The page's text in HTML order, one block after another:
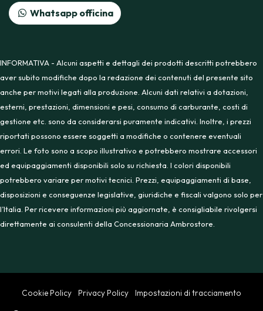
Whatsapp officina
INFORMATIVA - Alcuni aspetti e dettagli dei prodotti descritti potrebbero
aver subito modifiche dopo la redazione dei contenuti del presente sito
anche per motivi legati alla produzione. Alcuni dati relativi a dotazioni,
esterni, prestazioni, dimensioni e pesi, consumo di carburante, costi di
gestione etc. sono da considerarsi puramente indicativi. Inoltre, i prezzi
riportati possono essere soggetti a modifiche o contenere eventuali
errori. Le foto sono a scopo illustrativo e potrebbero mostrare accessori
ed equipaggiamenti disponibili solo su richiesta. I colori disponibili
potrebbero variare per motivi tecnici. Prezzi, equipaggiamenti di base,
disposizioni e conseguenze legislative, giuridiche e fiscali valgono solo per
l’Italia. Per ricevere informazioni più aggiornate, è consigliabile rivolgersi
direttamente ai consulenti della Concessionaria Ambrostore.
Cookie Policy Privacy Policy Impostazioni di tracciamento